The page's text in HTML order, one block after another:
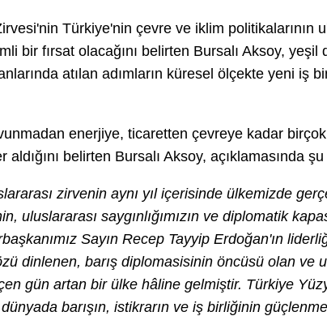
Türkiye'nin çevre ve iklim politikalarının
bir fırsat olacağını belirten Bursalı Aksoy,
atılan adımların küresel ölçekte yeni iş
enerjiye, ticaretten çevreye kadar
aldığını belirten Bursalı Aksoy, açıklamasında
zirvenin aynı yıl içerisinde ülkemizde
uluslararası saygınlığımızın ve diplomatik
Sayın Recep Tayyip Erdoğan'ın
dinlenen, barış diplomasisinin öncüsü olan ve
gün artan bir ülke hâline gelmiştir. Türkiye
barışın, istikrarın ve iş birliğinin